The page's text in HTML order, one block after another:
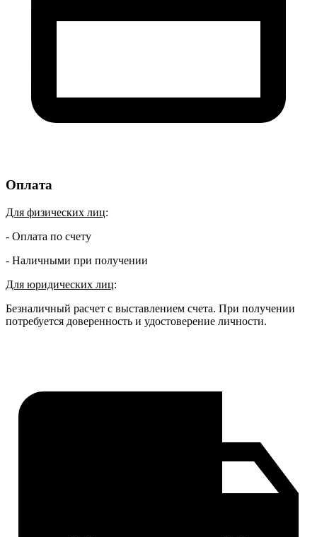
Оплата
Для физических лиц:
- Оплата по счету
- Наличными при получении
Для юридических лиц:
Безналичный расчет с выставлением счета. При получении
потребуется доверенность и удостоверение личности.